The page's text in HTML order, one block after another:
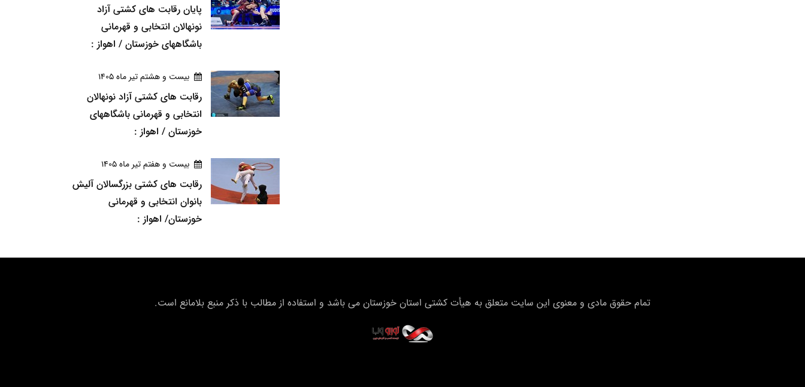
پایان رقابت های کشتی آزاد
نونهالان انتخابی و قهرمانی
باشگاههای خوزستان / اهواز :
بيست و هشتم تير ماه 1405
رقابت های کشتی آزاد نونهالان
انتخابی و قهرمانی باشگاههای
خوزستان / اهواز :
بيست و هفتم تير ماه 1405
رقابت های کشتی بزرگسالان آلیش
بانوان انتخابی و قهرمانی
خوزستان/ اهواز :
تمام حقوق مادی و معنوی این سایت متعلق به هیأت كشتی استان خوزستان می باشد و استفاده از مطالب با ذکر منبع بلامانع است.